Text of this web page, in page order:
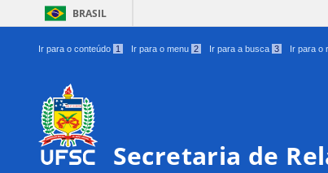
BRASIL
Ir para o conteúdo 1 Ir para o menu 2 Ir para a busca 3 Ir para o
Secretaria de